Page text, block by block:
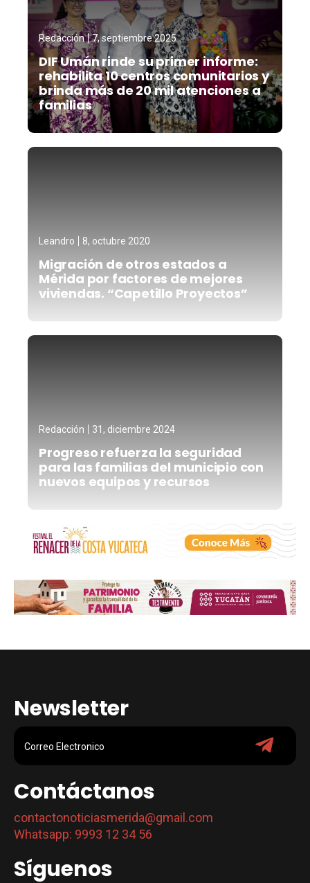
Redacción 7, septiembre 2025
DIF Umán rinde su primer informe:
rehabilita 10 centros comunitarios y
brinda más de 20 mil atenciones a
familias
Leandro 8, octubre 2020
Migración de otros estados a
Mérida por factores de mejores
viviendas. “Capetillo Proyectos”
Redacción 31, diciembre 2024
Progreso refuerza la seguridad
para las familias del municipio con
nuevos equipos y recursos
Newsletter
Contáctanos
contactonoticiasmerida@gmail.com
Whatsapp: 9993 12 34 56
Síguenos